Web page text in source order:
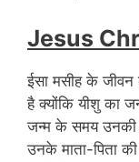
Jesus
ईसा मसीह के
है क्योंकि यीशु का
जन्म के समय उनकी
उनके माता-पिता